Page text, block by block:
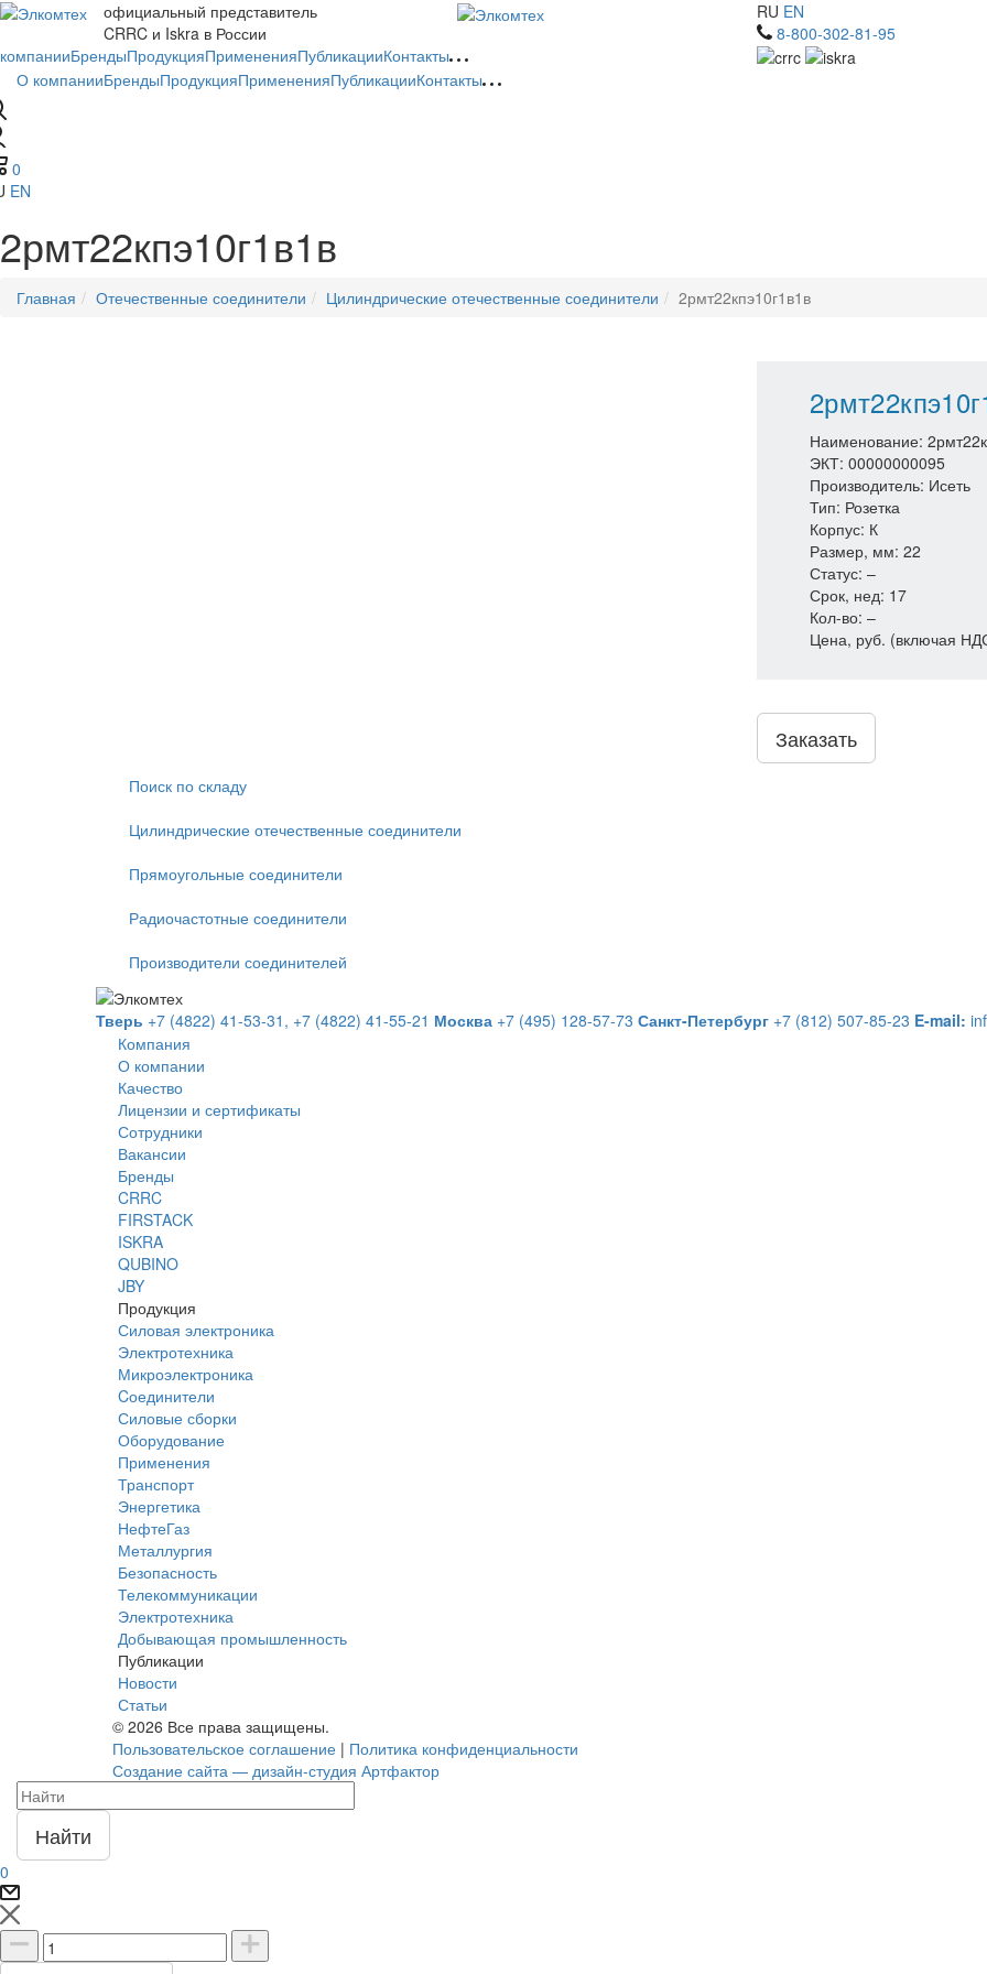
официальный представитель
CRRC и Iskra в России
RU EN
8-800-302-81-95
О компанииБрендыПродукцияПримененияПубликацииКонтакты
БрендыПродукцияПримененияПубликацииКонтакты
0
EN
2рмт22кпэ10г1в1в
Главная Отечественные соединители Цилиндрические отечественные соединители 2рмт22кпэ10г1в1в
Наименование:
ЭКТ: 00000000095
Производитель: Исеть
Тип: Розетка
Корпус: К
Размер, мм: 22
Статус: –
Срок, нед: 17
Кол-во: –
Цена, руб. (включая
Заказать
Поиск по складу
Цилиндрические отечественные соединители
Прямоугольные соединители
Радиочастотные соединители
Производители соединителей
Тверь +7 (4822) 41-53-31, +7 (4822) 41-55-21 Москва +7 (495) 128-57-73 Санкт-Петербург +7 (812) 507-85-23 E-mail:
Компания
О компании
Качество
Лицензии и сертификаты
Сотрудники
Вакансии
Бренды
CRRC
FIRSTACK
ISKRA
QUBINO
JBY
Продукция
Силовая электроника
Электротехника
Микроэлектроника
Cоединители
Силовые сборки
Оборудование
Применения
Транспорт
Энергетика
НефтеГаз
Металлургия
Безопасность
Телекоммуникации
Электротехника
Добывающая промышленность
Публикации
Новости
Статьи
© 2026 Все права защищены.
Пользовательское соглашение | Политика конфиденциальности
Создание сайта — дизайн-студия Артфактор
Найти
0